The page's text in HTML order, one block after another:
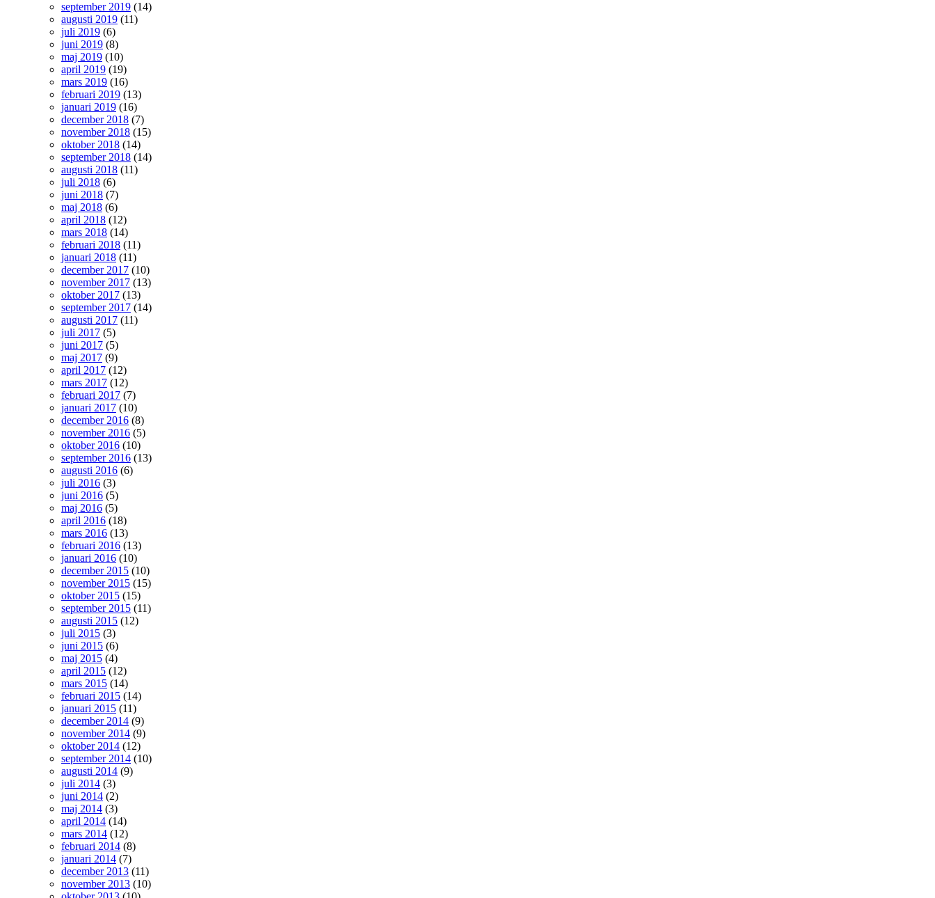
september 2019 (14)
augusti 2019 (11)
juli 2019 (6)
juni 2019 (8)
maj 2019 (10)
april 2019 (19)
mars 2019 (16)
februari 2019 (13)
januari 2019 (16)
december 2018 (7)
november 2018 (15)
oktober 2018 (14)
september 2018 (14)
augusti 2018 (11)
juli 2018 (6)
juni 2018 (7)
maj 2018 (6)
april 2018 (12)
mars 2018 (14)
februari 2018 (11)
januari 2018 (11)
december 2017 (10)
november 2017 (13)
oktober 2017 (13)
september 2017 (14)
augusti 2017 (11)
juli 2017 (5)
juni 2017 (5)
maj 2017 (9)
april 2017 (12)
mars 2017 (12)
februari 2017 (7)
januari 2017 (10)
december 2016 (8)
november 2016 (5)
oktober 2016 (10)
september 2016 (13)
augusti 2016 (6)
juli 2016 (3)
juni 2016 (5)
maj 2016 (5)
april 2016 (18)
mars 2016 (13)
februari 2016 (13)
januari 2016 (10)
december 2015 (10)
november 2015 (15)
oktober 2015 (15)
september 2015 (11)
augusti 2015 (12)
juli 2015 (3)
juni 2015 (6)
maj 2015 (4)
april 2015 (12)
mars 2015 (14)
februari 2015 (14)
januari 2015 (11)
december 2014 (9)
november 2014 (9)
oktober 2014 (12)
september 2014 (10)
augusti 2014 (9)
juli 2014 (3)
juni 2014 (2)
maj 2014 (3)
april 2014 (14)
mars 2014 (12)
februari 2014 (8)
januari 2014 (7)
december 2013 (11)
november 2013 (10)